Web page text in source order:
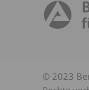
© 2023